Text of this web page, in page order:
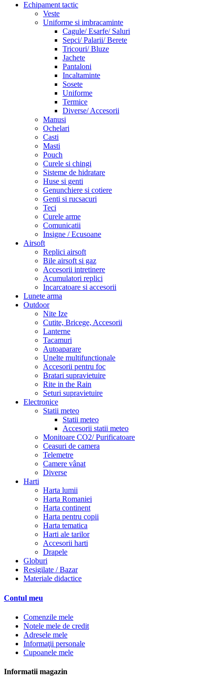
Echipament tactic
Veste
Uniforme si imbracaminte
Cagule/ Esarfe/ Saluri
Sepci/ Palarii/ Berete
Tricouri/ Bluze
Jachete
Pantaloni
Incaltaminte
Sosete
Uniforme
Termice
Diverse/ Accesorii
Manusi
Ochelari
Casti
Masti
Pouch
Curele si chingi
Sisteme de hidratare
Huse si genti
Genunchiere si cotiere
Genti si rucsacuri
Teci
Curele arme
Comunicatii
Insigne / Ecusoane
Airsoft
Replici airsoft
Bile airsoft si gaz
Accesorii intretinere
Acumulatori replici
Incarcatoare si accesorii
Lunete arma
Outdoor
Nite Ize
Cutite, Bricege, Accesorii
Lanterne
Tacamuri
Autoaparare
Unelte multifunctionale
Accesorii pentru foc
Bratari supravietuire
Rite in the Rain
Seturi supravietuire
Electronice
Statii meteo
Statii meteo
Accesorii statii meteo
Monitoare CO2/ Purificatoare
Ceasuri de camera
Telemetre
Camere vânat
Diverse
Harti
Harta lumii
Harta Romaniei
Harta continent
Harta pentru copii
Harta tematica
Harti ale tarilor
Accesorii harti
Drapele
Globuri
Resigilate / Bazar
Materiale didactice
Contul meu
Comenzile mele
Notele mele de credit
Adresele mele
Informaţii personale
Cupoanele mele
Informatii magazin